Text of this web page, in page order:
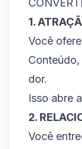
1.
Você
dor.
Isso abre
2.
Você